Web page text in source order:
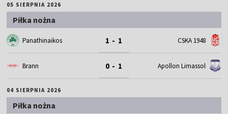
05 SIERPNIA 2026
Piłka nożna
Panathinaikos 1 - 1 CSKA 1948
Brann 0 - 1 Apollon Limassol
04 SIERPNIA 2026
Piłka nożna